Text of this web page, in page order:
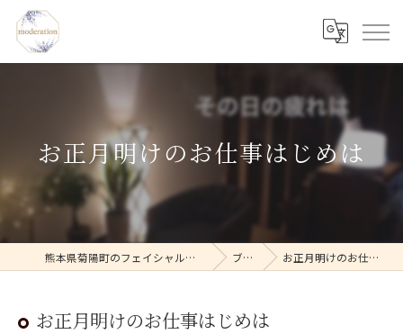
お正月明けのお仕事はじめは
熊本県菊陽町のフェイシャルならmoderation ブログ お正月明けのお仕事はじめは
お正月明けのお仕事はじめは